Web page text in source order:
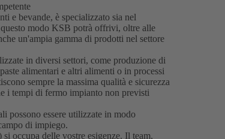
e bevande, è specializzato sia nel
modo KSB potrà offrivi, oltre alle
un'ampia gamma di prodotti nel settore
in diversi settori, come produzione di
alimentari e altri alimenti o in processi
sempre la massima qualità e sicurezza
i tempi di fermo impianto non previsti
possono essere utilizzate in modo
di impiego.
occupa delle vostre esigenze. Il team,